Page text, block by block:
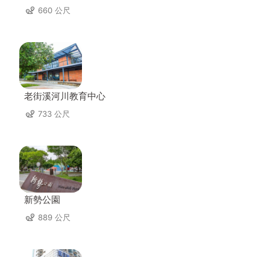
660 公尺
老街溪河川教育中心
733 公尺
新勢公園
889 公尺